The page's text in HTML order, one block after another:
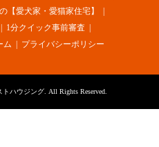
【愛犬家・愛猫家住宅】
1分クイック事前審査
ム
プライバシーポリシー
ハウジング. All Rights Reserved.